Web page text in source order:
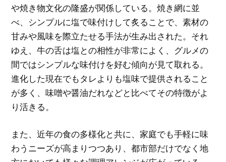
や焼き物文化の隆盛が関係している。焼き網に並
べ、シンプルに塩で味付けして炙ることで、素材の
甘みや風味を際立たせる手法が生み出された。それ
ゆえ、牛の舌は塩との相性が非常によく、グルメの
間ではシンプルな味付けを好む傾向が見て取れる。
進化した現在でもタレよりも塩味で提供されること
が多く、味噌や醤油だれなどと比べてその特徴がよ
り活きる。
また、近年の食の多様化と共に、家庭でも手軽に味
わうニーズが高まりつつあり、都市部だけでなく地